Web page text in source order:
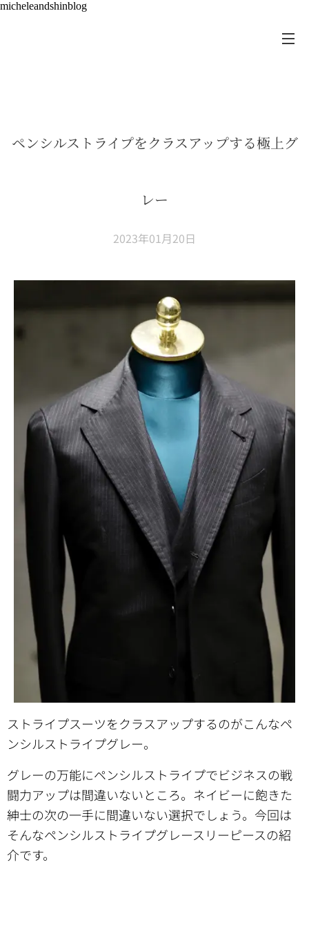
micheleandshinblog
ペンシルストライプをクラスアップする極上グ
レー
2023年01月20日
ストライプスーツをクラスアップするのがこんなペ
ンシルストライプグレー。
グレーの万能にペンシルストライプでビジネスの戦
闘力アップは間違いないところ。ネイビーに飽きた
紳士の次の一手に間違いない選択でしょう。今回は
そんなペンシルストライプグレースリーピースの紹
介です。